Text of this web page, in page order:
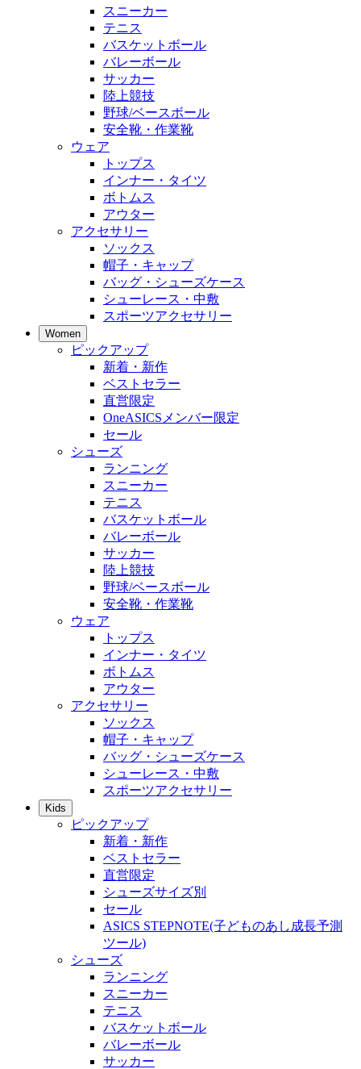
スニーカー
テニス
バスケットボール
バレーボール
サッカー
陸上競技
野球/ベースボール
安全靴・作業靴
ウェア
トップス
インナー・タイツ
ボトムス
アウター
アクセサリー
ソックス
帽子・キャップ
バッグ・シューズケース
シューレース・中敷
スポーツアクセサリー
Women
ピックアップ
新着・新作
ベストセラー
直営限定
OneASICSメンバー限定
セール
シューズ
ランニング
スニーカー
テニス
バスケットボール
バレーボール
サッカー
陸上競技
野球/ベースボール
安全靴・作業靴
ウェア
トップス
インナー・タイツ
ボトムス
アウター
アクセサリー
ソックス
帽子・キャップ
バッグ・シューズケース
シューレース・中敷
スポーツアクセサリー
Kids
ピックアップ
新着・新作
ベストセラー
直営限定
シューズサイズ別
セール
ASICS STEPNOTE(子どものあし成長予測
ツール)
シューズ
ランニング
スニーカー
テニス
バスケットボール
バレーボール
サッカー